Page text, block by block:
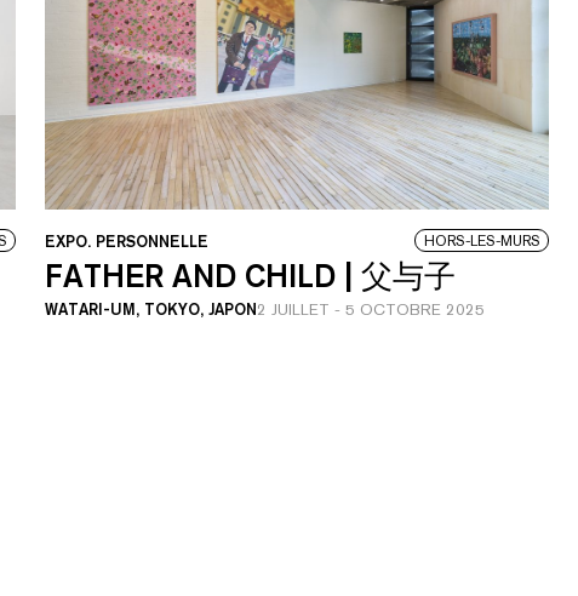
EXPO. PERSONNELLE HORS-LES-MURS
FATHER AND CHILD | 父与子
WATARI-UM, TOKYO, JAPON2 JUILLET - 5 OCTOBRE 2025